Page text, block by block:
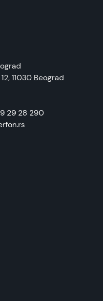
, 11030 Beograd
29 28 290